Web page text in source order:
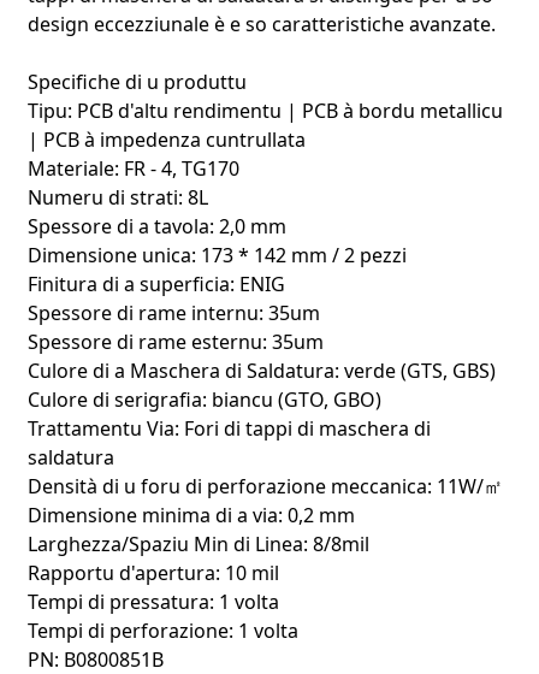
design eccezziunale è e so caratteristiche avanzate.
Specifiche di u produttu
Tipu: PCB d'altu rendimentu | PCB à bordu metallicu
| PCB à impedenza cuntrullata
Materiale: FR - 4, TG170
Numeru di strati: 8L
Spessore di a tavola: 2,0 mm
Dimensione unica: 173 * 142 mm / 2 pezzi
Finitura di a superficia: ENIG
Spessore di rame internu: 35um
Spessore di rame esternu: 35um
Culore di a Maschera di Saldatura: verde (GTS, GBS)
Culore di serigrafia: biancu (GTO, GBO)
Trattamentu Via: Fori di tappi di maschera di
saldatura
Densità di u foru di perforazione meccanica: 11W/㎡
Dimensione minima di a via: 0,2 mm
Larghezza/Spaziu Min di Linea: 8/8mil
Rapportu d'apertura: 10 mil
Tempi di pressatura: 1 volta
Tempi di perforazione: 1 volta
PN: B0800851B
assicuranu una trasmissione stabile di u signale è
durabilità in ambienti cumplessi. Quì sottu sò alcune di e
1. Infrastruttura di cumunicazione 5G è 6G
L'evoluzione cuntinua di u 5G è u sviluppu di e tecnulugie
6G richiedenu PCB d'altu rendimentu cù eccellenti capacità
di gestione di u signale. I nostri PCB à 8 strati, cù un
cuntrollu precisu di l'impedenza è un cablaggio d'alta
densità, sò adatti per:
Stazioni di basa 5G è 6G
Moduli di trasmissione di dati à alta velocità
Moduli front-end RF avanzati
U bordu metallicu furnisce una schermatura
elettromagnetica supplementaria, assicurendu una
trasmissione stabile di u signale in ambienti di
cumunicazione cumplessi.
2. Elettronica Aerospaziale è di Difesa